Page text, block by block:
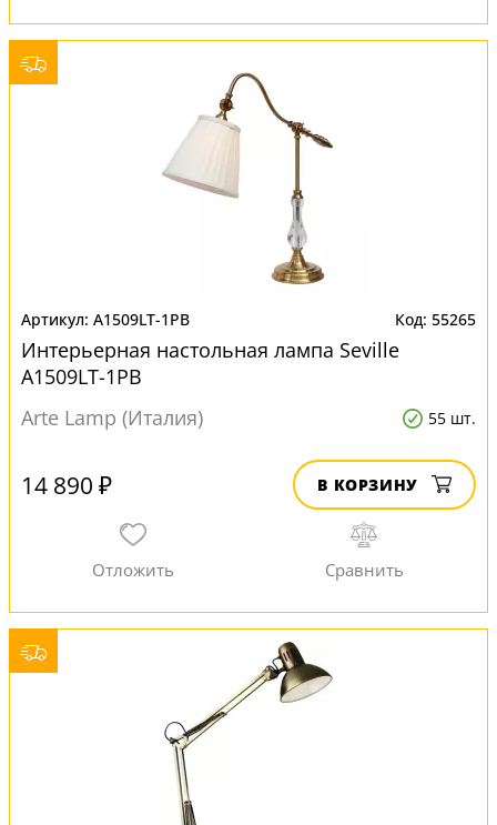
A1509LT-1PB 55265
Интерьерная настольная лампа Seville
A1509LT-1PB
Arte Lamp (Италия)
55 шт.
14 890 ₽ В КОРЗИНУ